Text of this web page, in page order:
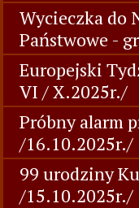
Wycieczka do
Państwowe -
Europejski
VI / X.2025r./
Próbny alarm
/16.10.2025r./
99 urodziny
/15.10.2025r./